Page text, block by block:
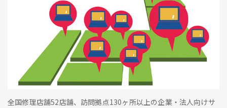
全国修理店舗52店舗、訪問拠点130ヶ所以上の企業・法人向けサ